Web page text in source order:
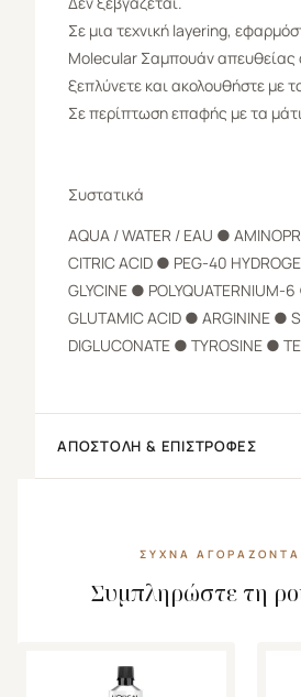
Σε μια τεχνική layering,
Molecular Σαμπουάν απευθείας
ξεπλύνετε και ακολουθήστε με
Σε περίπτωση επαφής με τα
Συστατικά
AQUA / WATER / EAU ●
CITRIC ACID ● PEG-40
GLYCINE ● POLYQUATERNIUM-
GLUTAMIC ACID ● ARGININE ●
DIGLUCONATE ● TYROSINE ●
ΑΠΟΣΤΟΛΉ & ΕΠΙΣΤΡΟΦΈΣ
ΣΥΧΝΆ
Συμπληρώστε τη